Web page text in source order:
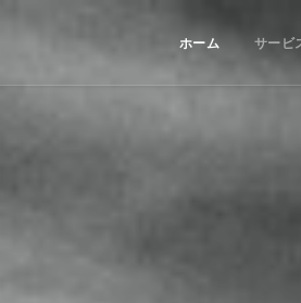
ホーム サービ